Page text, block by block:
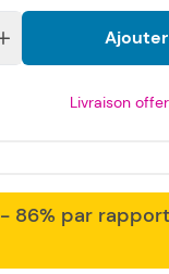
Livraison
- 86% par